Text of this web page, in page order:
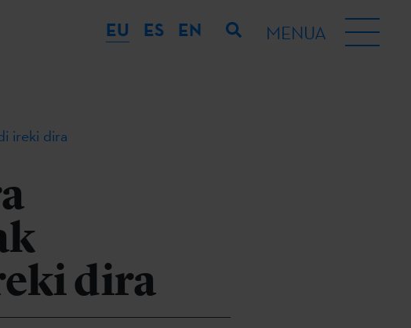
EU ES EN MENUA
ireki dira
dira